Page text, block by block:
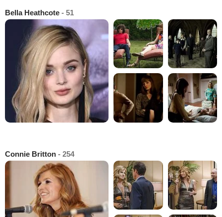
Bella Heathcote - 51
Connie Britton - 254